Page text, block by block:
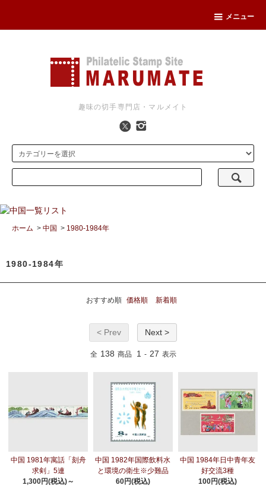
メニュー
趣味の切手専門店・マルメイト
ホーム > 中国 > 1980-1984年
1980-1984年
おすすめ順 価格順 新着順
< Prev Next >
全 138 商品 1 - 27 表示
中国 1981年寓話「刻舟
求剣」5連
1,300円(税込)～
中国 1982年国際飲料水
と環境の衛生※少難品
60円(税込)
中国 1984年日中青年友
好交流3種
100円(税込)